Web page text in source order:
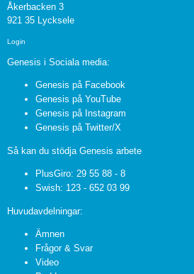
Åkerbacken 3
921 35 Lycksele
Login
Genesis i Sociala media:
Genesis på Facebook
Genesis på YouTube
Genesis på Instagram
Genesis på Twitter/X
Så kan du stödja Genesis arbete
PlusGiro: 29 55 88 - 8
Swish: 123 - 652 03 99
Huvudavdelningar:
Ämnen
Frågor & Svar
Video